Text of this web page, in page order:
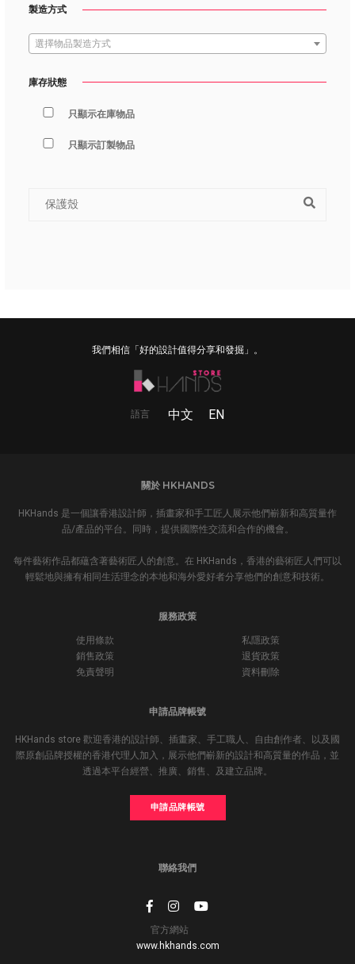
製造方式
選擇物品製造方式
庫存狀態
只顯示在庫物品
只顯示訂製物品
我們相信「好的設計值得分享和發掘」。
語言 中文 EN
關於 HKHANDS
HKHands 是一個讓香港設計師，插畫家和手工匠人展示他們嶄新和高質量作
品/產品的平台。同時，提供國際性交流和合作的機會。
每件藝術作品都蘊含著藝術匠人的創意。在 HKHands，香港的藝術匠人們可以
輕鬆地與擁有相同生活理念的本地和海外愛好者分享他們的創意和技術。
服務政策
使用條款
私隱政策
銷售政策
退貨政策
免責聲明
資料刪除
申請品牌帳號
HKHands store 歡迎香港的設計師、插畫家、手工職人、自由創作者、以及國
際原創品牌授權的香港代理人加入，展示他們嶄新的設計和高質量的作品，並
透過本平台經營、推廣、銷售、及建立品牌。
申請品牌帳號
聯絡我們
官方網站
www.hkhands.com